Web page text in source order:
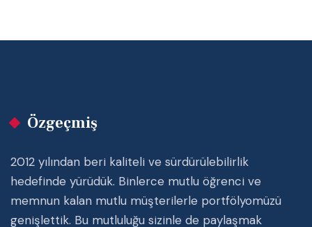
Özgeçmiş
2012 yılından beri kaliteli ve sürdürülebilirlik
hedefinde yürüdük. Binlerce mutlu öğrenci ve
memnun kalan mutlu müşterilerle portfölyomüzü
genişlettik. Bu mutluluğu sizinle de paylaşmak